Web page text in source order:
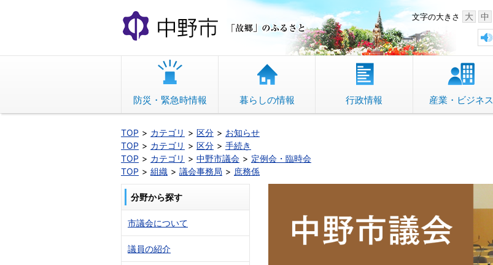
文
へ
動
中野市 「故郷」のふるさと文字の大きさ 大 中
防災・緊急時情報 暮らしの情報 行政情報 産業・ビジネス
TOP カテゴリ 区分
お知らせ
TOP
カテゴリ 区分
手続き
TOP
カテゴリ 中野市議会
定例会・臨時会
TOP
組織 議会事務局 庶務係
分野から探す
市議会について
議員の紹介